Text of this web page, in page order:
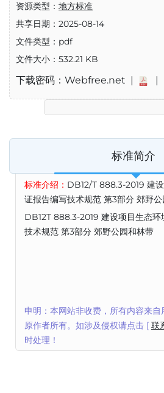
资源类型： 地方标准
共享日期：2025-08-14
文件类型：pdf
文件大小：532.21 KB
下载密码：Webfree.net | |
标准简介
标准介绍： DB12/T 888.3-2019 建
证报告编写技术规范 第3部分 郊野
DB12T 888.3-2019 建设项目生态环
技术规范 第3部分 郊野公园和林带
申明：本网站非收费，所有内容来
原作者所有。如涉及侵权请点击 [ 联
时处理！